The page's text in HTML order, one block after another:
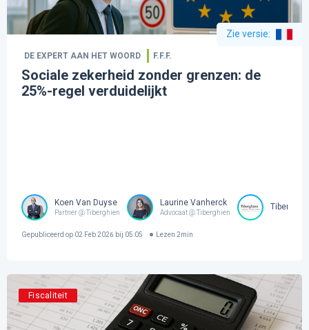
Zie versie:
DE EXPERT AAN HET WOORD F.F.F.
Sociale zekerheid zonder grenzen: de
25%-regel verduidelijkt
Koen Van Duyse
Partner @ Tiberghien
Laurine Vanherck
Advocaat @ Tiberghien
Gepubliceerd op 02 Feb 2026 bij 05:05 Lezen 2min
Fiscaliteit